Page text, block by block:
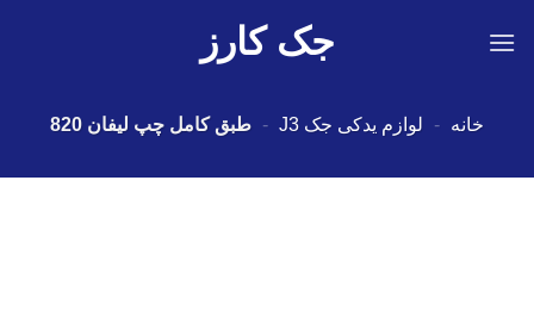
جک کارز
خانه - لوازم یدکی جک J3 - طبق کامل چپ لیفان 820